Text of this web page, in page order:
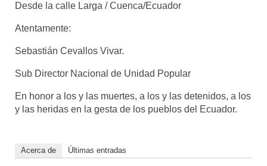
Desde la calle Larga / Cuenca/Ecuador
Atentamente:
Sebastián Cevallos Vivar.
Sub Director Nacional de Unidad Popular
En honor a los y las muertes, a los y las detenidos, a los
y las heridas en la gesta de los pueblos del Ecuador.
Acerca de Últimas entradas